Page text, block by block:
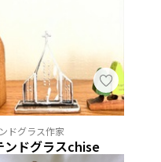
ドグラス作家
ンドグラスchise